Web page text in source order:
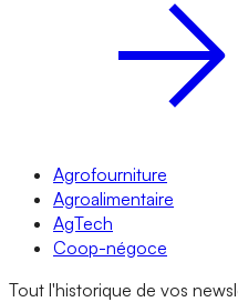
Agrofourniture
Agroalimentaire
AgTech
Coop-négoce
Tout l'historique de vos